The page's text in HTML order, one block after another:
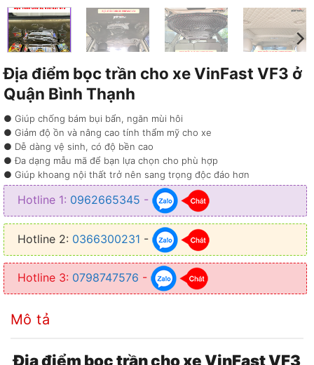
Địa điểm bọc trần cho xe VinFast VF3 ở
Quận Bình Thạnh
● Giúp chống bám bụi bẩn, ngăn mùi hôi
● Giảm độ ồn và nâng cao tính thẩm mỹ cho xe
● Dễ dàng vệ sinh, có độ bền cao
● Đa dạng mẫu mã để bạn lựa chọn cho phù hợp
● Giúp khoang nội thất trở nên sang trọng độc đáo hơn
● Đảm bảo đúng chuẩn về chất lượng và chủng loại
Hotline 1: 0962665345 -
Hotline 2: 0366300231 -
Hotline 3: 0798747576 -
Mô tả
Địa điểm bọc trần cho xe VinFast VF3